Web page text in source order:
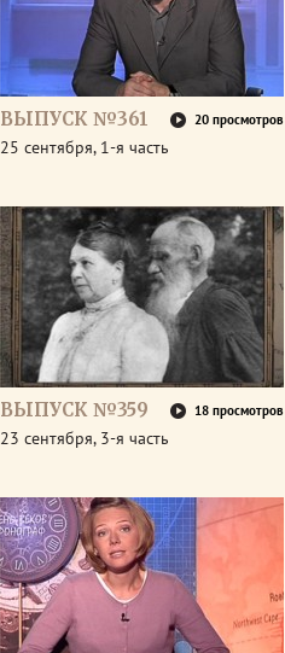
ВЫПУСК №361 20 просмотров
25 сентября, 1-я часть
ВЫПУСК №359 18 просмотров
23 сентября, 3-я часть